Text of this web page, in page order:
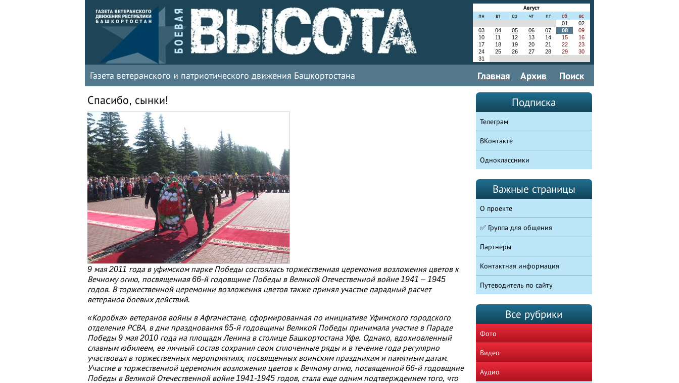
Август
пн
вт ср чт пт сб
вс
01
02
03
04 05 06 07 08
09
10
11 12 13 14 15
16
17
18 19 20 21 22
23
24
25 26 27 28 29
30
31
Газета ветеранского и патриотического движения Башкортостана Главная Архив Поиск
Спасибо, сынки!
9 мая 2011 года в уфимском парке Победы состоялась торжественная церемония возложения цветов к
Вечному огню, посвященная 66-й годовщине Победы в Великой Отечественной войне 1941 – 1945
годов. В торжественной церемонии возложения цветов также принял участие парадный расчет
ветеранов боевых действий.
«Коробка» ветеранов войны в Афганистане, сформированная по инициативе Уфимского городского
отделения РСВА, в дни празднования 65-й годовщины Великой Победы принимала участие в Параде
Победы 9 мая 2010 года на площади Ленина в столице Башкортостана Уфе. Однако, вдохновленный
славным юбилеем, ее личный состав сохранил свои сплоченные ряды и в течение года регулярно
участвовал в торжественных мероприятиях, посвященных воинским праздникам и памятным датам.
Участие в торжественной церемонии возложения цветов к Вечному огню, посвященной 66-й годовщине
Победы в Великой Отечественной войне 1941-1945 годов, стала еще одним подтверждением того, что
Подписка
Телеграм
ВКонтакте
Одноклассники
Важные страницы
О проекте
✅ Группа для общения
Партнеры
Контактная информация
Путеводитель по сайту
Все рубрики
Фото
Видео
Аудио